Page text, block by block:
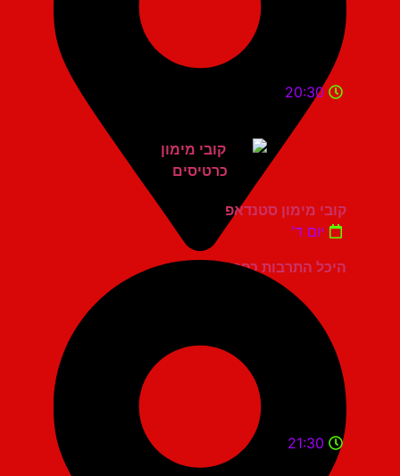
היכל התרבות כפר סבא
20:30
קובי מימון סטנדאפ
יום ד'
21:30